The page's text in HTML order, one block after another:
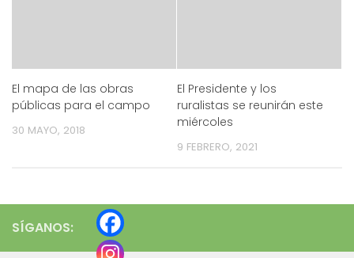
El mapa de las obras
públicas para el campo
30 MAYO, 2018
El Presidente y los
ruralistas se reunirán este
miércoles
9 FEBRERO, 2021
SÍGANOS: